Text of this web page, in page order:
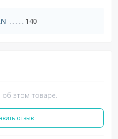
140
этом товаре.
отзыв